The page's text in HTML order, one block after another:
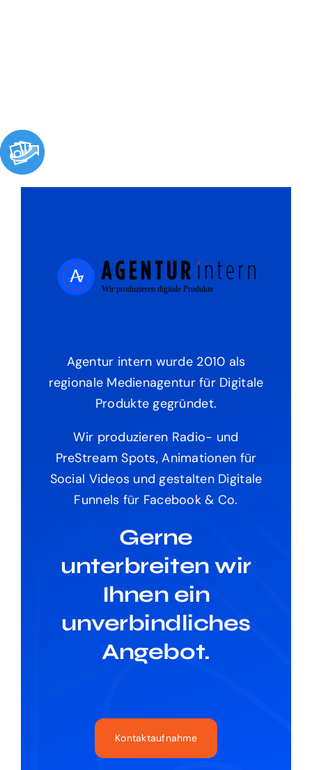
Agentur intern wurde 2010 als
regionale Medienagentur für Digitale
Produkte gegründet.
Wir produzieren Radio- und
PreStream Spots, Animationen für
Social Videos und gestalten Digitale
Funnels für Facebook & Co.
Gerne
unterbreiten wir
Ihnen ein
unverbindliches
Angebot.
Kontaktaufnahme